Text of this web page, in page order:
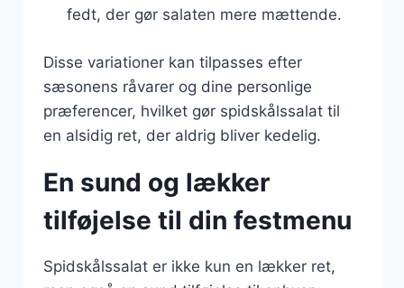
fedt, der gør salaten mere mættende.
Disse variationer kan tilpasses efter
sæsonens råvarer og dine personlige
præferencer, hvilket gør spidskålssalat til
en alsidig ret, der aldrig bliver kedelig.
En sund og lækker
tilføjelse til din festmenu
Spidskålssalat er ikke kun en lækker ret,